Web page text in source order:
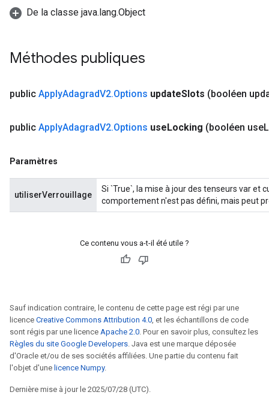
De la classe java.lang.Object
Méthodes publiques
public ApplyAdagradV2.Options updateSlots (booléen
public ApplyAdagradV2.Options useLocking (booléen use
Paramètres
utiliserVerrouillage
Si `True`, la mise à jour des tenseurs var et
comportement n'est pas défini, mais peut
Ce contenu vous a-t-il été utile ?
Sauf indication contraire, le contenu de cette page est régi par une
licence Creative Commons Attribution 4.0, et les échantillons de code
sont régis par une licence Apache 2.0. Pour en savoir plus, consultez les
Règles du site Google Developers. Java est une marque déposée
d'Oracle et/ou de ses sociétés affiliées. Une partie du contenu fait
l'objet d'une licence Numpy.
Dernière mise à jour le 2025/07/28 (UTC).